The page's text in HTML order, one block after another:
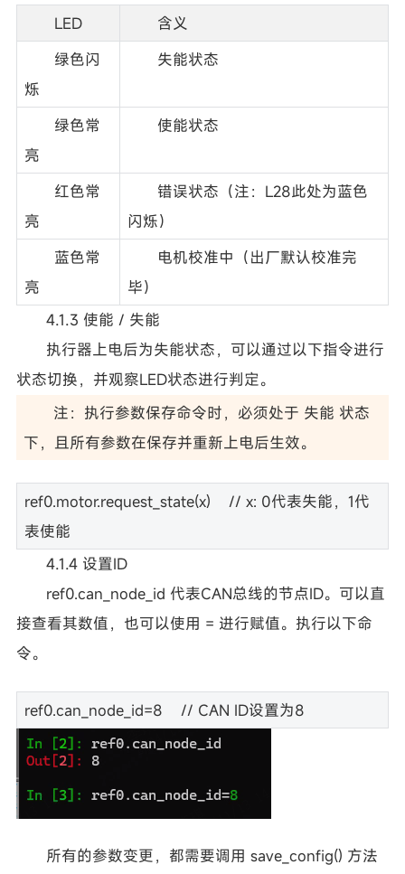
LED
含义
绿色闪
烁
失能状态
绿色常
亮
使能状态
红色常
亮
错误状态（注：L28此处为蓝色
闪烁）
蓝色常
亮
电机校准中（出厂默认校准完
毕）
4.1.3 使能 / 失能
执行器上电后为失能状态，可以通过以下指令进行
状态切换，并观察LED状态进行判定。
注：执行参数保存命令时，必须处于 失能 状态
下，且所有参数在保存并重新上电后生效。
ref0.motor.request_state(x) // x: 0代表失能，1代
表使能
4.1.4 设置ID
ref0.can_node_id 代表CAN总线的节点ID。可以直
接查看其数值，也可以使用 = 进行赋值。执行以下命
令。
ref0.can_node_id=8 // CAN ID设置为8
所有的参数变更，都需要调用 save_config() 方法